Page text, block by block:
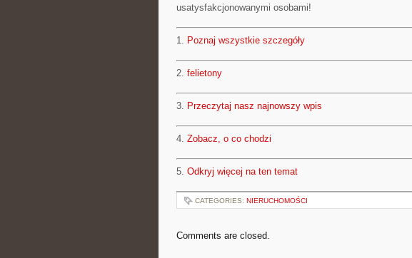
usatysfakcjonowanymi osobami!
1. Poznaj wszystkie szczegóły
2. felietony
3. Przeczytaj nasz najnowszy wpis
4. Zobacz, o co chodzi
5. Odkryj więcej na ten temat
CATEGORIES: NIERUCHOMOŚCI
Comments are closed.